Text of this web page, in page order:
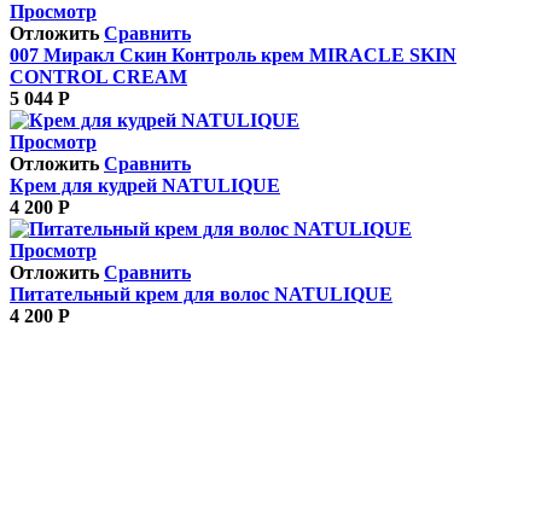
Просмотр
Отложить Сравнить
007 Миракл Скин Контроль крем MIRACLE SKIN
CONTROL CREAM
5 044 Р
Просмотр
Отложить Сравнить
Крем для кудрей NATULIQUE
4 200 Р
Просмотр
Отложить Сравнить
Питательный крем для волос NATULIQUE
4 200 Р